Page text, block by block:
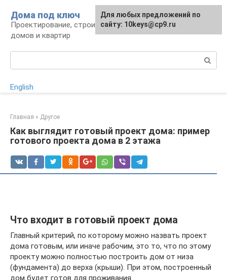
контенту
Дома под ключ
Проектирование, строительство и отделка
домов и квартир
English
Главная » Другое
Как выглядит готовый проект дома: пример
готового проекта дома в 2 этажа
Что входит в готовый проект дома
Главный критерий, по которому можно назвать проект
дома готовым, или иначе рабочим, это то, что по этому
проекту можно полностью построить дом от низа
(фундамента) до верха (крыши). При этом, построенный
дом будет готов для проживания.
Для любых предложений по
сайту: 10keys@cp9.ru